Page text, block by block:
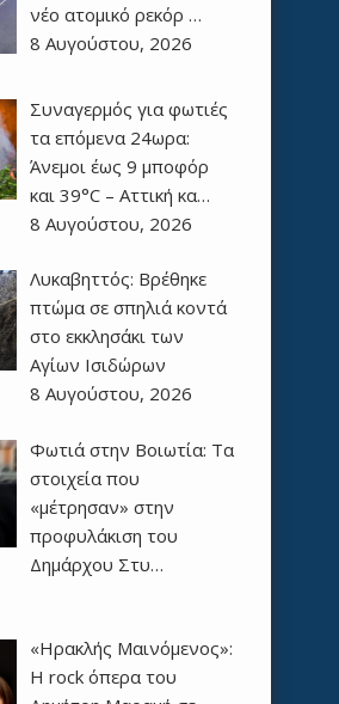
νέο ατομικό ρεκόρ …
8 Αυγούστου, 2026
Συναγερμός για φωτιές
τα επόμενα 24ωρα:
Άνεμοι έως 9 μποφόρ
και 39°C – Αττική κα…
8 Αυγούστου, 2026
Λυκαβηττός: Βρέθηκε
πτώμα σε σπηλιά κοντά
στο εκκλησάκι των
Αγίων Ισιδώρων
8 Αυγούστου, 2026
Φωτιά στην Βοιωτία: Τα
στοιχεία που
«μέτρησαν» στην
προφυλάκιση του
Δημάρχου Στυ…
«Ηρακλής Μαινόμενος»:
H rock όπερα του